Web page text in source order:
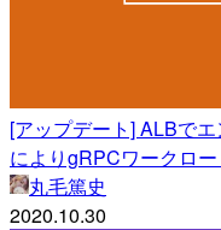
[アップデート] ALBで
によりgRPCワークロ
丸毛篤史
2020.10.30